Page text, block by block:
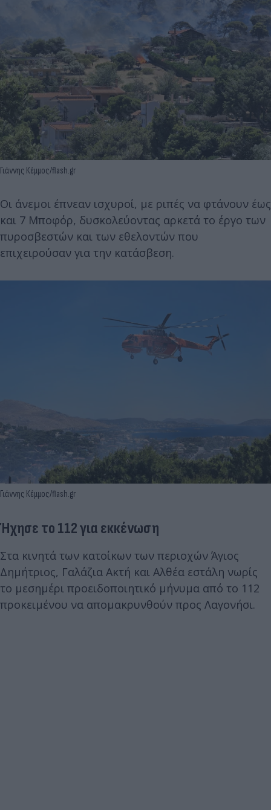
Γιάννης Κέμμος/flash.gr
Οι άνεμοι έπνεαν ισχυροί, με ριπές να φτάνουν έως
και 7 Μποφόρ, δυσκολεύοντας αρκετά το έργο των
πυροσβεστών και των εθελοντών που
επιχειρούσαν για την κατάσβεση.
Γιάννης Κέμμος/flash.gr
Ήχησε το 112 για εκκένωση
Στα κινητά των κατοίκων των περιοχών Άγιος
Δημήτριος, Γαλάζια Ακτή και Αλθέα εστάλη νωρίς
το μεσημέρι προειδοποιητικό μήνυμα από το 112
προκειμένου να απομακρυνθούν προς Λαγονήσι.